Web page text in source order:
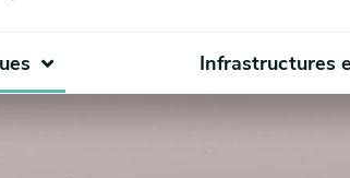
Infrastructures